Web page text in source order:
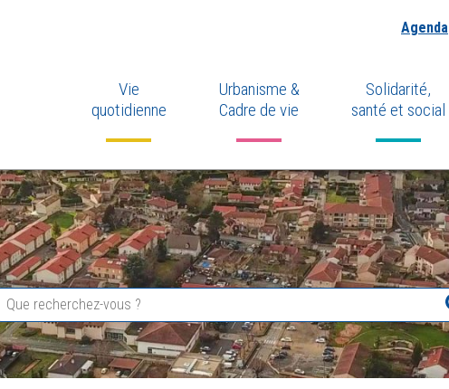
Agenda
Vie
quotidienne
Urbanisme &
Cadre de vie
Solidarité,
santé et social